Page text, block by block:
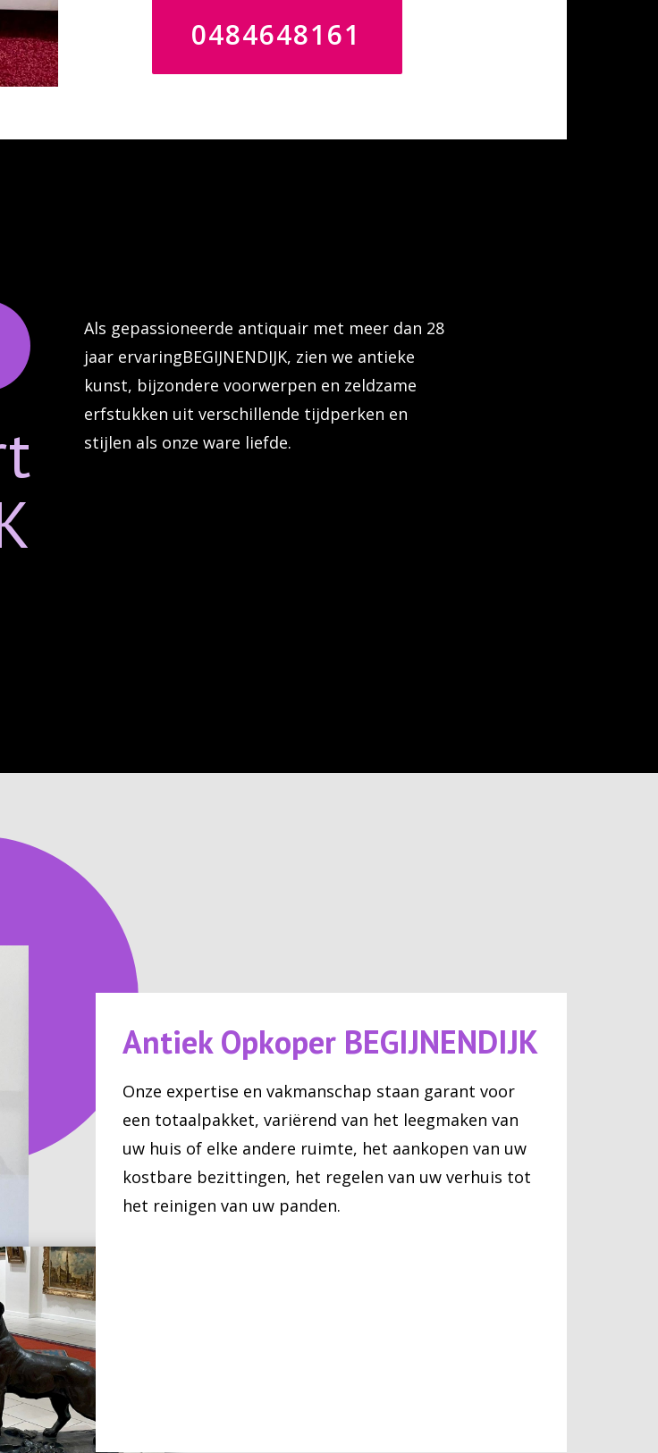
0484648161
Als gepassioneerde antiquair met meer dan 28
jaar ervaringBEGIJNENDIJK, zien we antieke
kunst, bijzondere voorwerpen en zeldzame
erfstukken uit verschillende tijdperken en
stijlen als onze ware liefde.
Antiek Opkoper BEGIJNENDIJK
Onze expertise en vakmanschap staan garant voor
een totaalpakket, variërend van het leegmaken van
uw huis of elke andere ruimte, het aankopen van uw
kostbare bezittingen, het regelen van uw verhuis tot
het reinigen van uw panden.